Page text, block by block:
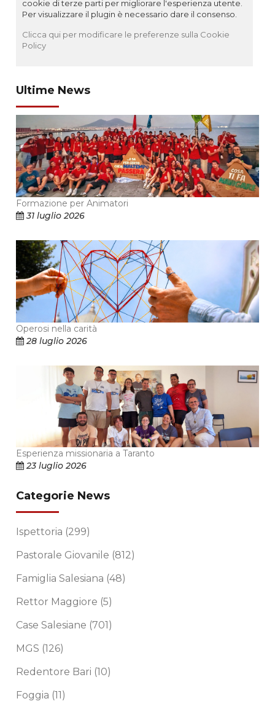
cookie di terze parti per migliorare l'esperienza utente.
Per visualizzare il plugin è necessario dare il consenso.
Clicca qui per modificare le preferenze sulla Cookie
Policy
Ultime News
Formazione per Animatori
31 luglio 2026
Operosi nella carità
28 luglio 2026
Esperienza missionaria a Taranto
23 luglio 2026
Categorie News
Ispettoria (299)
Pastorale Giovanile (812)
Famiglia Salesiana (48)
Rettor Maggiore (5)
Case Salesiane (701)
MGS (126)
Redentore Bari (10)
Foggia (11)